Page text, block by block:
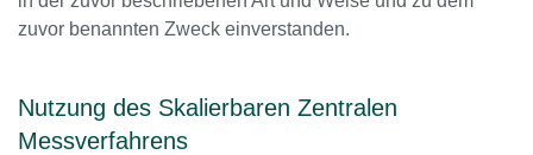
zuvor benannten Zweck einverstanden.
Nutzung des Skalierbaren Zentralen
Messverfahrens